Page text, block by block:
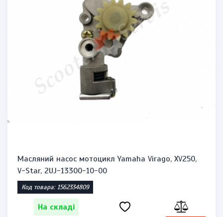
Масляний насос мотоцикл Yamaha Virago, XV250,
V-Star, 2UJ-13300-10-00
Код товара: 1562334809
На складі